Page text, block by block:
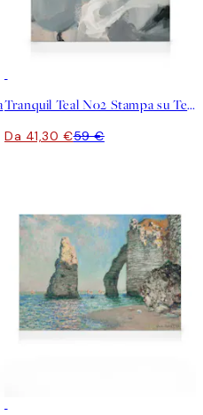
Tranquil Teal No2 Stampa su Tela
Da 41,30 €59 €